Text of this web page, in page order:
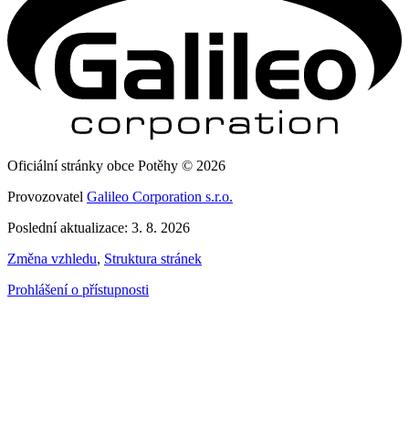
Oficiální stránky obce Potěhy © 2026
Provozovatel Galileo Corporation s.r.o.
Poslední aktualizace: 3. 8. 2026
Změna vzhledu, Struktura stránek
Prohlášení o přístupnosti